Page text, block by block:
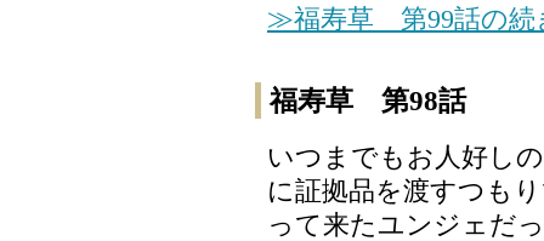
≫福寿草 第99話の続
福寿草 第98話
いつまでもお人好し
に証拠品を渡すつも
って来たユンジェだ